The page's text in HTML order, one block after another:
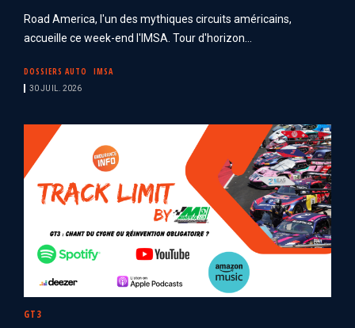
Road America, l'un des mythiques circuits américains,
accueille ce week-end l'IMSA. Tour d'horizon...
DOSSIERS AUTO IMSA
30 JUIL. 2026
GT3